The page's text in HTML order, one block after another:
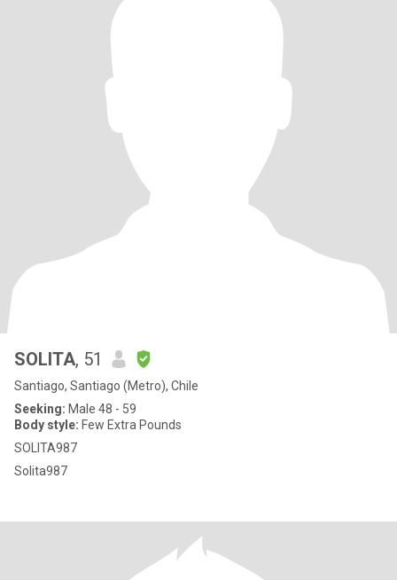
SOLITA, 51
Santiago, Santiago (Metro), Chile
Seeking: Male 48 - 59
Body style: Few Extra Pounds
SOLITA987
Solita987